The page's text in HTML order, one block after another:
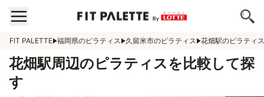
FIT PALETTE 福岡県のピラティス 久留米市のピラティス 花畑駅のピラティス
花畑駅周辺のピラティスを比較して探
す